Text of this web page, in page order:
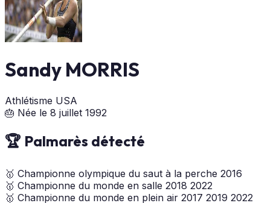
Sandy MORRIS
Athlétisme USA
🎂 Née le 8 juillet 1992
🏆 Palmarès détecté
🥇 Championne olympique du saut à la perche 2016
🥇 Championne du monde en salle 2018 2022
🥇 Championne du monde en plein air 2017 2019 2022